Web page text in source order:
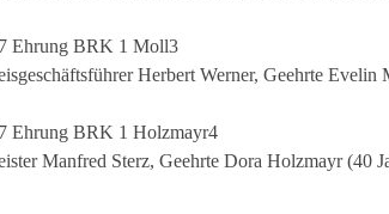
Herbert Werner, Geehrte
Manfred Sterz, Geehrte Dora Holzmayr (40